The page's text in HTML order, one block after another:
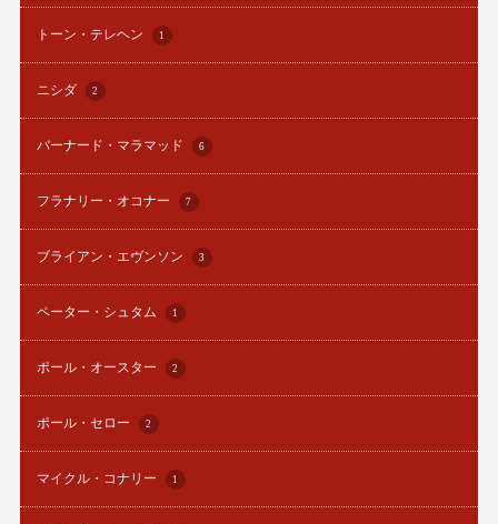
トーン・テレヘン 1
ニシダ 2
バーナード・マラマッド 6
フラナリー・オコナー 7
ブライアン・エヴンソン 3
ペーター・シュタム 1
ポール・オースター 2
ポール・セロー 2
マイクル・コナリー 1